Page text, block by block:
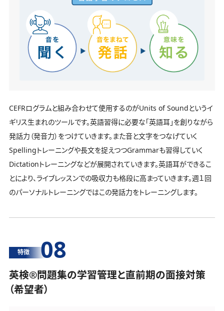
CEFRログラムと組み合わせて使用するのがUnits of Soundというイ
ギリス生まれのツールです。英語習得に必要な「英語耳」を創りながら
発話力（発音力）をつけていきます。また音と文字をつなげていく
Spellingトレーニングや長文を捉えつつGrammarも習得していく
Dictationトレーニングなどが展開されていきます。英語耳ができるこ
とにより、ライブレッスンでの吸収力も格段に高まっていきます。週１回
のパーソナルトレーニングではこの発話力をトレーニングします。
特徴 08
英検®️問題集の学習管理と直前期の面接対策
（希望者）